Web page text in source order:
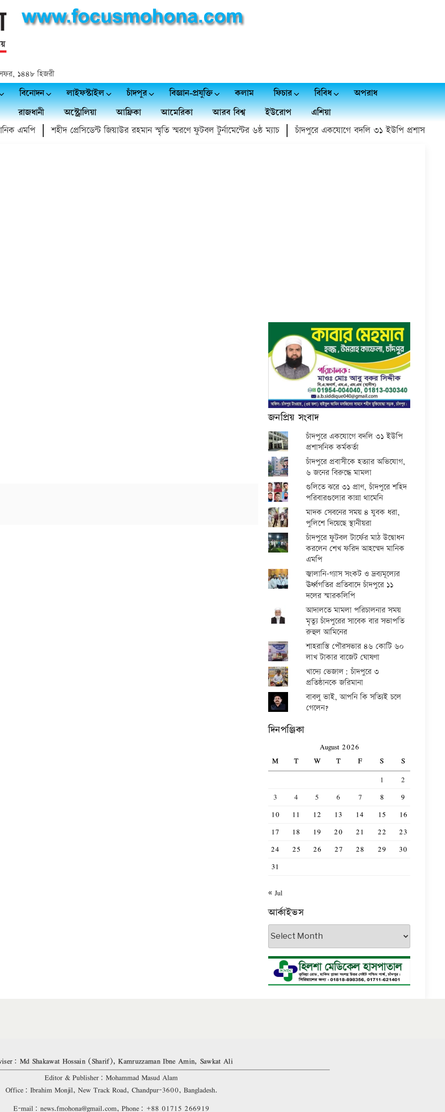
১৪৪৮ হিজরী
বিনোদন লাইফস্টাইল চাঁদপুর বিজ্ঞান-প্রযুক্তি কলাম ফিচার বিবিধ
অপরাধ
রাজধানী
অস্ট্রোলিয়া আফ্রিকা আমেরিকা আরব বিশ্ব ইউরোপ
এশিয়া
এমপি
শহীদ প্রেসিডেন্ট জিয়াউর রহমান স্মৃতি স্মরণে ফুটবল টুর্নামেন্টের ৬ষ্ঠ ম্যাচ চাঁদপুরে একযোগে বদলি ৩১ ইউপি প্রশাসনিক
জনপ্রিয় সংবাদ
চাঁদপুরে একযোগে বদলি ৩১ ইউপি
প্রশাসনিক কর্মকর্তা
চাঁদপুরে প্রবাসীকে হত্যার অভিযোগ,
৬ জনের বিরুদ্ধে মামলা
গুলিতে ঝরে ৩১ প্রাণ, চাঁদপুরে শহিদ
পরিবারগুলোর কান্না থামেনি
মাদক সেবনের সময় ৪ যুবক ধরা,
পুলিশে দিয়েছে স্থানীয়রা
চাঁদপুরে ফুটবল টার্ফের মাঠ উদ্বোধন
করলেন শেখ ফরিদ আহম্মেদ মানিক
এমপি
জ্বালানি-গ্যাস সংকট ও দ্রব্যমূল্যের
ঊর্ধ্বগতির প্রতিবাদে চাঁদপুরে ১১
দলের স্মারকলিপি
আদালতে মামলা পরিচালনার সময়
মৃত্যু চাঁদপুরের সাবেক বার সভাপতি
রুহুল আমিনের
শাহরাস্তি পৌরসভার ৪৬ কোটি ৬০
লাখ টাকার বাজেট ঘোষণা
খাদ্যে ভেজাল: চাঁদপুরে ৩
প্রতিষ্ঠানকে জরিমানা
বাবলু ভাই, আপনি কি সত্যিই চলে
গেলেন?
দিনপঞ্জিকা
August 2026
M
T W T F S
S
1
2
3
4 5 6 7 8
9
10
11 12 13 14 15
16
17
18 19 20 21 22
23
24
25 26 27 28 29
30
31
« Jul
আর্কাইভস
আর্কাইভস
Md Shakawat Hossain (Sharif), Kamruzzaman Ibne Amin, Sawkat Ali
Editor & Publisher: Mohammad Masud Alam
Office: Ibrahim Monjil, New Track Road, Chandpur-3600, Bangladesh.
E-mail: news.fmohona@gmail.com, Phone: +88 01715 266919